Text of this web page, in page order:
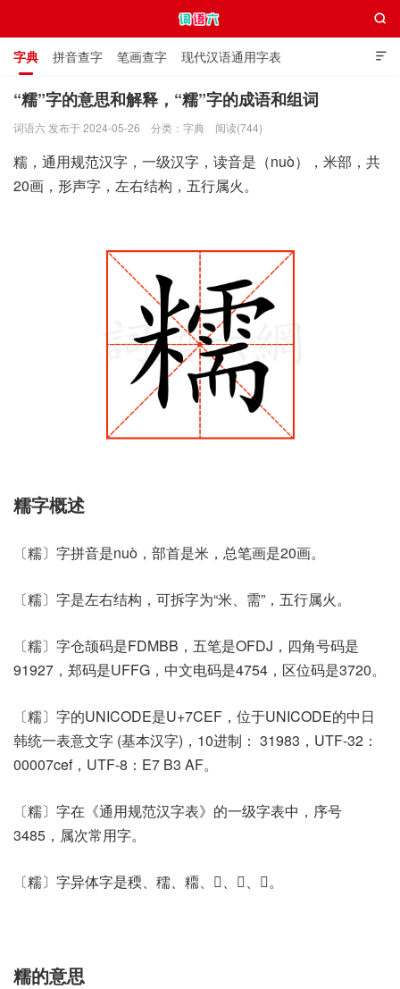

字典 拼音查字 笔画查字 现代汉语通用字表
通用规范汉字表 叠字大全 独体字大全 极简英语词典

“糯”字的意思和解释，“糯”字的成语和组词
词语六 发布于 2024-05-26 分类： 字典 阅读(744)
糯，通用规范汉字，一级汉字，读音是（nuò），米部，共
20画，形声字，左右结构，五行属火。
糯字概述
〔糯〕字拼音是nuò，部首是米，总笔画是20画。
〔糯〕字是左右结构，可拆字为“米、需”，五行属火。
〔糯〕字仓颉码是FDMBB，五笔是OFDJ，四角号码是
91927，郑码是UFFG，中文电码是4754，区位码是3720。
〔糯〕字的UNICODE是U+7CEF，位于UNICODE的中日
韩统一表意文字 (基本汉字)，10进制： 31983，UTF-32：
00007cef，UTF-8：E7 B3 AF。
〔糯〕字在《通用规范汉字表》的一级字表中，序号
3485，属次常用字。
〔糯〕字异体字是稬、穤、糥、𥢠、𥻟、𥼥。
糯的意思